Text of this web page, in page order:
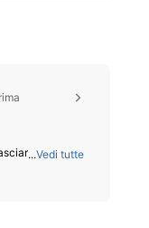
la batteri
...Vedi tutte